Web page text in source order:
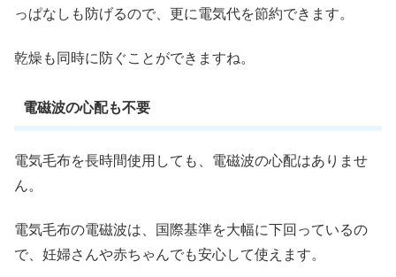
っぱなしも防げるので、更に電気代を節約できます。
乾燥も同時に防ぐことができますね。
電磁波の心配も不要
電気毛布を長時間使用しても、電磁波の心配はありませ
ん。
電気毛布の電磁波は、国際基準を大幅に下回っているの
で、妊婦さんや赤ちゃんでも安心して使えます。